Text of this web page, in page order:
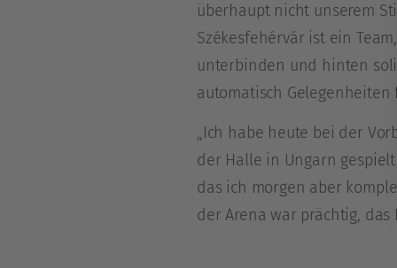
überhaupt nicht unserem
Székesfehérvár ist ein
unterbinden und hinten
automatisch Gelegenheiten
„Ich habe heute bei der
der Halle in Ungarn
das ich morgen aber
der Arena war prächtig, das